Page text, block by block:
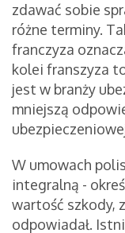
zdawać sobie
różne terminy.
franczyza
kolei franszyza
jest w branży
mniejszą
W umowach
integralną -
wartość szkody,
odpowiadał.